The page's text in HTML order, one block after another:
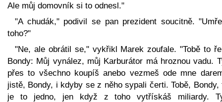
Ale můj domovník si to odnesl."
"A chudák," podivil se pan prezident soucitně.
toho?"
"Ne, ale obrátil se," vykřikl Marek zoufale. "Tobě to
Bondy: Můj vynález, můj Karburátor má hroznou vadu.
přes to všechno koupíš anebo vezmeš ode mne
jistě, Bondy, i kdyby se z něho sypali čerti. Tobě, Bondy,
je to jedno, jen když z toho vytřískáš miliardy.